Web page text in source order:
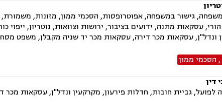
גישור במשפחה, אפוטרופסות, הסכמי ממון, מזונות, משמורת,
עסקאות מתנה, ידועים בציבור, ירושות וצוואות, נוטריון,
ונדל"ן, עסקאות מכר דירה, עסקאות מכר יד שניה מקבלן, משפט
, הסכמי ממון
דין
גביית חובות, חדלות פירעון, מקרקעין ונדל"ן, עסקאות מכר